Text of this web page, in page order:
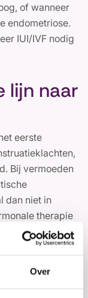
Over
of wanneer
endometriose.
IUI/IVF nodig
lijn naar
eerste
Bij vermoeden
dan niet in
therapie
Indien
hebben of als
naar een